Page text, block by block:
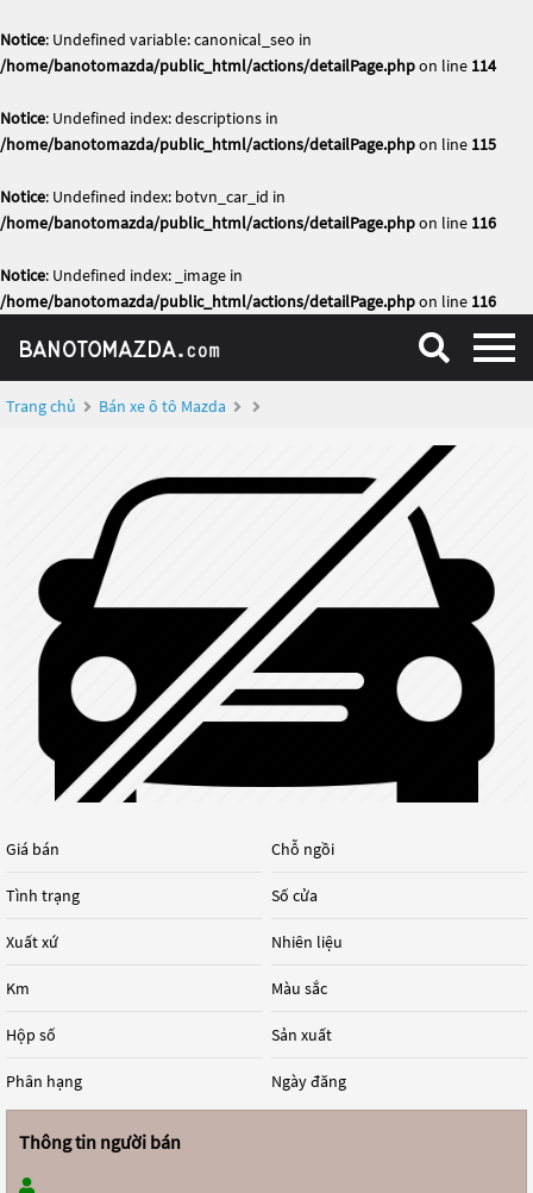
Notice: Undefined variable: canonical_seo in
/home/banotomazda/public_html/actions/detailPage.phpon line 114
Notice: Undefined index: descriptions in
/home/banotomazda/public_html/actions/detailPage.phpon line 115
Notice: Undefined index: botvn_car_id in
/home/banotomazda/public_html/actions/detailPage.phpon line 116
Notice: Undefined index: _image in
/home/banotomazda/public_html/actions/detailPage.phpon line 116
Trang chủ Bán xe ô tô Mazda
Giá bán
Tình trạng
Xuất xứ
Km
Hộp số
Phân hạng
Chỗ ngồi
Số cửa
Nhiên liệu
Màu sắc
Sản xuất
Ngày đăng
Thông tin người bán